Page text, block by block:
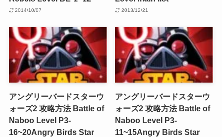
2014/10/07 2013/12/21
アングリーバードスターウ
ォーズ2 攻略方法 Battle of
Naboo Level P3-
16~20Angry Birds Star
アングリーバードスターウ
ォーズ2 攻略方法 Battle of
Naboo Level P3-
11~15Angry Birds Star